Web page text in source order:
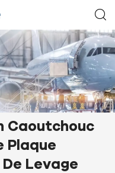
Caoutchouc
Plaque
Levage